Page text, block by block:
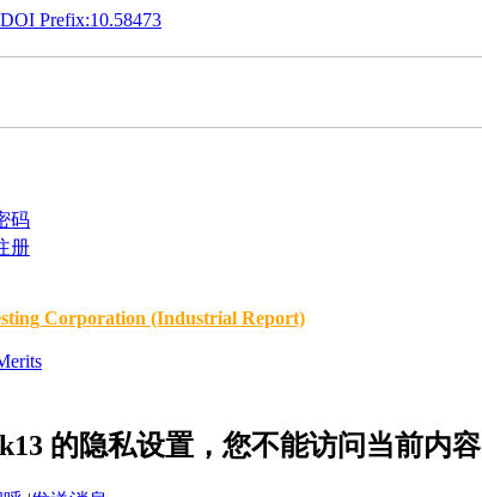
Prefix:10.58473
码
册
Corporation (Industrial Report)
的隐私设置，您不能访问当前内容